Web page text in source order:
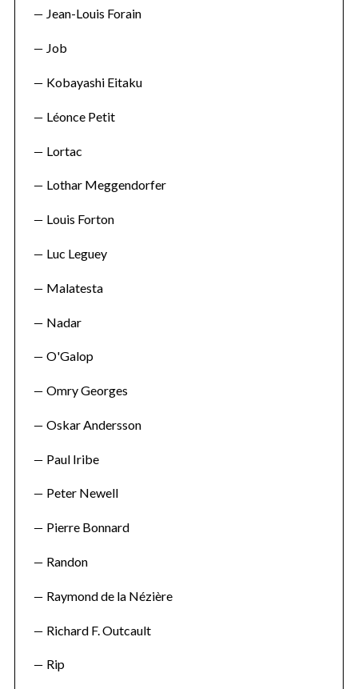
Jean-Louis Forain
Job
Kobayashi Eitaku
Léonce Petit
Lortac
Lothar Meggendorfer
Louis Forton
Luc Leguey
Malatesta
Nadar
O'Galop
Omry Georges
Oskar Andersson
Paul Iribe
Peter Newell
Pierre Bonnard
Randon
Raymond de la Nézière
Richard F. Outcault
Rip